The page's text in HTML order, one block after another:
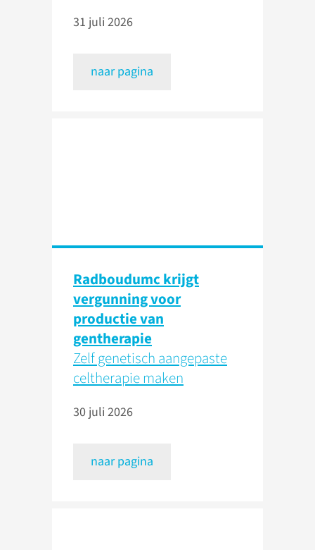
31 juli 2026
naar pagina
Radboudumc krijgt
vergunning voor
productie van
gentherapie
Zelf genetisch aangepaste
celtherapie maken
30 juli 2026
naar pagina